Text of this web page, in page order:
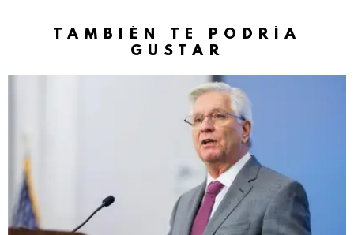
TAMBIÉN TE PODRÍA
GUSTAR